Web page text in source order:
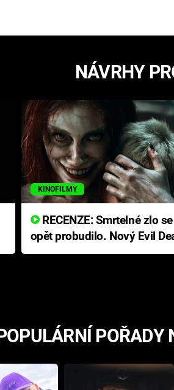
NÁVRHY
KINOFILMY
RECENZE: Smrtelné zlo se
opět probudilo. Nový Evil
přichází s neodolatelnou
POŘADY